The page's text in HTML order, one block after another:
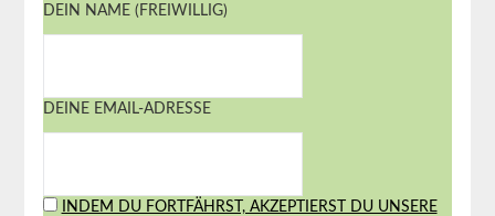
DEIN NAME (FREIWILLIG)
DEINE EMAIL-ADRESSE
INDEM DU FORTFÄHRST, AKZEPTIERST DU UNSERE